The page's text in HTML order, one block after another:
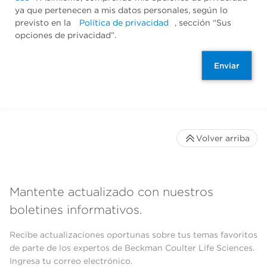
ya que pertenecen a mis datos personales, según lo
previsto en la
Política de privacidad
, sección “Sus
opciones de privacidad”.
Enviar
Mantente actualizado con nuestros
boletines informativos.
Recibe actualizaciones oportunas sobre tus temas favoritos
de parte de los expertos de Beckman Coulter Life Sciences.
Ingresa tu correo electrónico.
Volver arriba